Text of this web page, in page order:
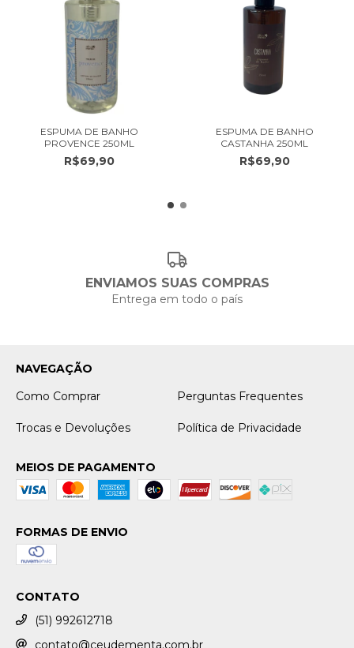
ESPUMA DE BANHO
PROVENCE 250ML
R$69,90
ESPUMA DE BANHO
CASTANHA 250ML
R$69,90
ENVIAMOS SUAS COMPRAS
Entrega em todo o país
NAVEGAÇÃO
Como Comprar
Perguntas Frequentes
Trocas e Devoluções Política de Privacidade
MEIOS DE PAGAMENTO
FORMAS DE ENVIO
CONTATO
(51) 992612718
contato@ceudementa.com.br